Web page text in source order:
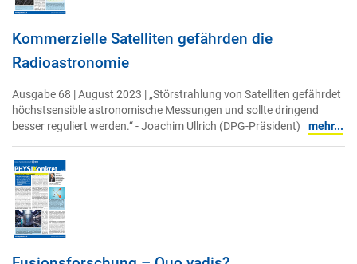
Kommerzielle Satelliten gefährden die
Radioastronomie
Ausgabe 68 | August 2023 | „Störstrahlung von Satelliten gefährdet
höchstsensible astronomische Messungen und sollte dringend
besser reguliert werden.“ - Joachim Ullrich (DPG-Präsident)
mehr...